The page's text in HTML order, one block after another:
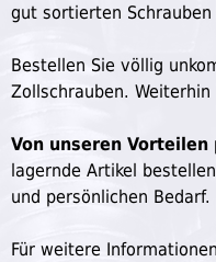
gut sortierten Schrauben
Bestellen Sie völlig
Zollschrauben.
Von unseren
lagernde Artikel
und persönlichen
Für weitere